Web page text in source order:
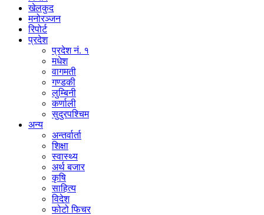
खेलकुद
मनोरञ्जन
रिपोर्ट
प्रदेश
प्रदेश नं. १
मधेश
वागमती
गण्डकी
लुम्बिनी
कर्णाली
सुदुरपश्चिम
अन्य
अन्तर्वार्ता
शिक्षा
स्वास्थ्य
अर्थ बजार
कृषि
साहित्य
विदेश
फोटो फिचर